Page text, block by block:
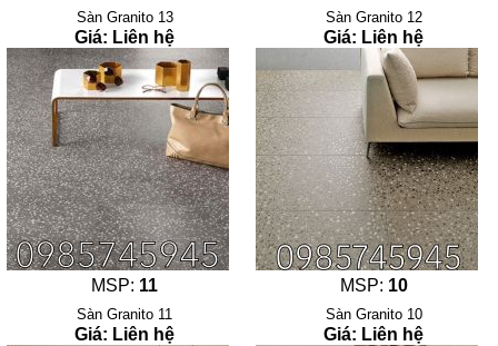
Sàn Granito 13
Giá: Liên hệ
Sàn Granito 12
Giá: Liên hệ
MSP: 11
Sàn Granito 11
Giá: Liên hệ
MSP: 10
Sàn Granito 10
Giá: Liên hệ